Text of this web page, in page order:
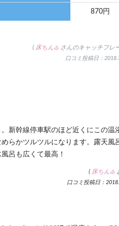
870円
( 床ちん♨️ さんのキャッチフレ
口コミ投稿日：
新幹線停車駅のほど近くにこの温
らかツルツルになります。露天風
呂も広くて最高！
( 床ちん♨️
口コミ投稿日：